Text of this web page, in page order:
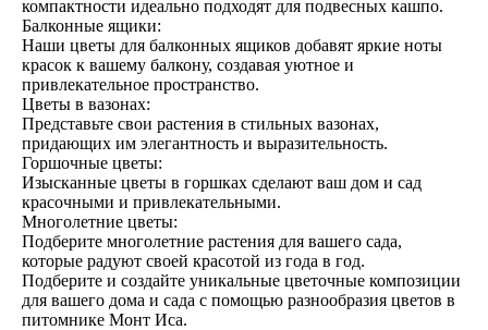
компактности идеально подходят для подвесных кашпо.
Балконные ящики:
Наши цветы для балконных ящиков добавят яркие ноты
красок к вашему балкону, создавая уютное и
привлекательное пространство.
Цветы в вазонах:
Представьте свои растения в стильных вазонах,
придающих им элегантность и выразительность.
Горшочные цветы:
Изысканные цветы в горшках сделают ваш дом и сад
красочными и привлекательными.
Многолетние цветы:
Подберите многолетние растения для вашего сада,
которые радуют своей красотой из года в год.
Подберите и создайте уникальные цветочные композиции
для вашего дома и сада с помощью разнообразия цветов в
питомнике Монт Иса.